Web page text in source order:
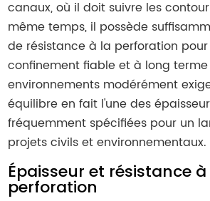
canaux, où il doit suivre les
même temps, il possède
de résistance à la perforation
confinement fiable et à long
environnements modérément
équilibre en fait l'une des
fréquemment spécifiées pour un
projets civils et environnementaux.
Épaisseur et résistance
perforation